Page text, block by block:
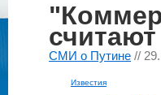
СМИ о Путине //
Известия